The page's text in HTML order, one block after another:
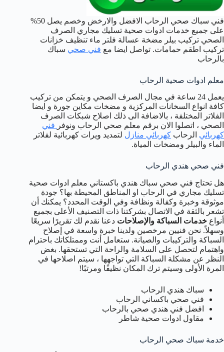
فني سباك صحي الرحاب الافضل والارخض وخصم يصل 50%
على جميع خدمات ادوات صحية تسليك مجاري الصرف
الصحي تركيب بيلر مضخة عسالة فلتر ماء تنظيف خزانات
تركيب اطقم حمامات. تواصل ايضا مع فني صحي سباك
بالرحاب
معلم ادوات صحية الرحاب
يعمل 24 ساعة في مجال الصرف الصحي و يتمكن من تركيب
كافة انواع السخانات المركزية و مضخات مكاين جورة و ايضا
الفلاتر المختلفة ، بالاضافة الى ذلك اصلاح شبكات الصرف
الصحي ، اتصلوا الان برقم معلم صحي الرحاب ونوفر فني
كهربائي الرحاب كهربائي منازل لتمديد ويرات كهربائية لفلاتر
الماء والبيلر ومضخات المياة.
فني صحي هندي الرحاب
هل تحتاج فني صحي سباك هندي باكستاني معلم ادوات صحية
تسليك مجاري في الرحاب او المناطق المحيطة بها؟ جودة
موثوقة وخبرة وكفالة ونظافة وفي الوقت المحدد؟ يمكنك أن
تشعر بالثقة في الاتصال بشركتنا ذات التصنيف الأعلى بجميع
أنواع خدمات السباكة والإصلاحات دعنا نقدم لك تقريرًا سريعًا
وسهلاً. نحن فنيين مرخصين ولدينا خبرة واسعة في إصلاح
السباكة والتركيبات والصيانة. ستعامل أنت وممتلكاتك باحترام
واهتمام لتحصل على السلامة والراحة التي تستحقها. بغض
النظر عن مشكلة السباكة التي تواجهها ، سيتم اصلاحها في
المرة الأولى وسيتم ترك المكان نظيفًا ومرتبًا!
سباك هندي الرحاب
فني صحي باكساني الرحاب
افضل فني هندي صحي بالرحاب
مقاول ادوات صحية شاطر
خدمة سباك صحي الرحاب